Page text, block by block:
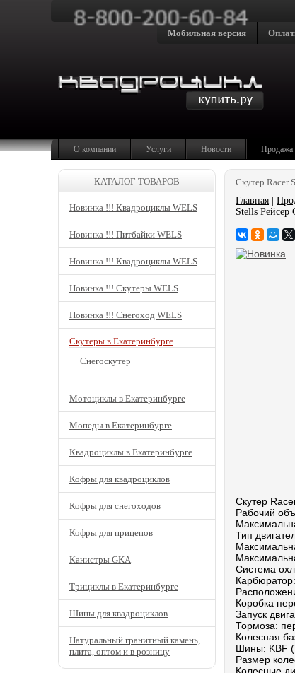
Мобильная версия
О компании Услуги Новости Продажа
Скутер Racer
Главная
Stells Рейсер
Скутер
Рабочий
Тип
Система
Коробка
Запуск
Тормоза:
Колесная
Шины: KBF
Размер
КАТАЛОГ ТОВАРОВ
Новинка !!! Квадроциклы WELS
Новинка !!! Питбайки WELS
Новинка !!! Квадроциклы WELS
Новинка !!! Скутеры WELS
Новинка !!! Снегоход WELS
Скутеры в Екатеринбурге
Снегоскутер
Мотоциклы в Екатеринбурге
Мопеды в Екатеринбурге
Квадроциклы в Екатеринбурге
Кофры для квадроциклов
Кофры для снегоходов
Кофры для прицепов
Канистры GKA
Трициклы в Екатеринбурге
Шины для квадроциклов
Натуральный гранитный камень,
плита, оптом и в розницу